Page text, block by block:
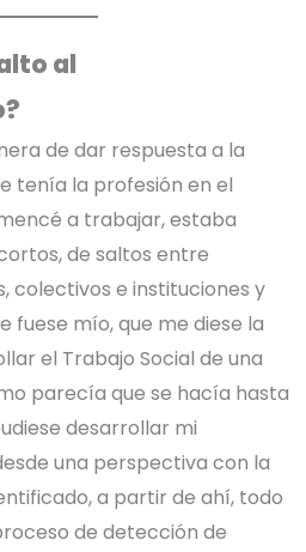
al
de dar respuesta a la
tenía la profesión en el
a trabajar, estaba
de saltos entre
colectivos e instituciones y
fuese mío, que me diese la
el Trabajo Social de una
parecía que se hacía hasta
desarrollar mi
una perspectiva con la
a partir de ahí, todo
de detección de